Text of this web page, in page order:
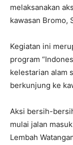
melaksanakan
kawasan Bromo,
Kegiatan ini
program
kelestarian alam
berkunjung ke
Aksi bersih-
mulai jalan
Lembah